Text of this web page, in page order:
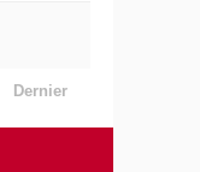
Dernier